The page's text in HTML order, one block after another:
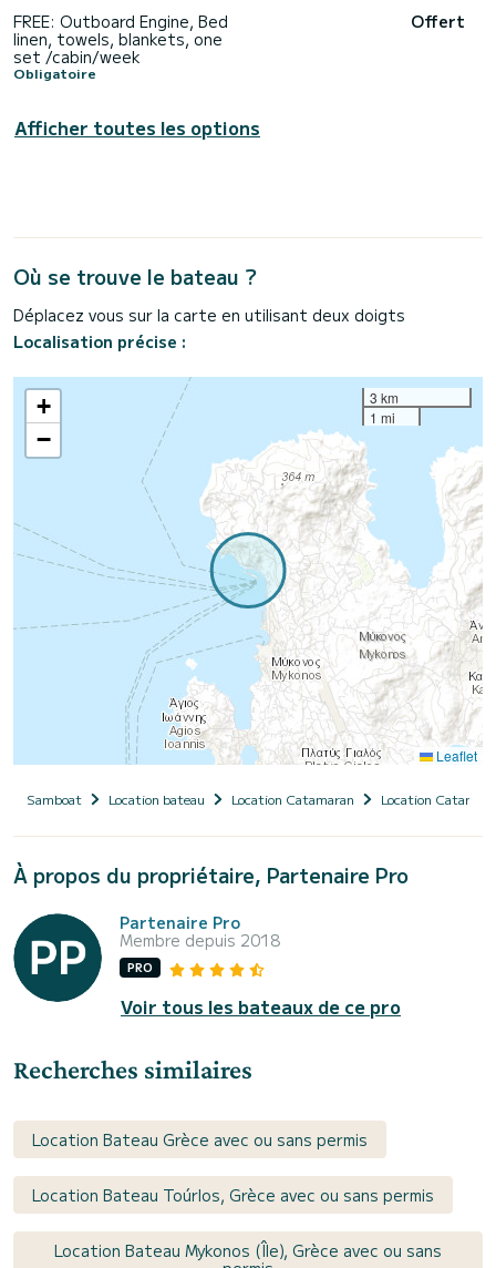
FREE: Outboard Engine, Bed
linen, towels, blankets, one
set /cabin/week
Obligatoire
Offert
Afficher toutes les options
Où se trouve le bateau ?
Déplacez vous sur la carte en utilisant deux doigts
Localisation précise :
+
−
3 km
1 mi
Leaflet
Samboat Location bateau Location Catamaran Location
À propos du propriétaire, Partenaire Pro
Partenaire Pro
Membre depuis 2018
PRO
Voir tous les bateaux de ce pro
Recherches similaires
Location Bateau Grèce avec ou sans permis
Location Bateau Toúrlos, Grèce avec ou sans permis
Location Bateau Mykonos (Île), Grèce avec ou sans